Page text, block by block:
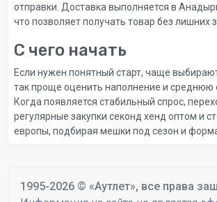
отправки. Доставка выполняется в
что позволяет получать товар без лишних
С чего начать
Если нужен понятный старт, чаще
так проще оценить наполнение и среднюю
Когда появляется стабильный спрос,
регулярные закупки секонд хенд оптом и
европы, подбирая мешки под сезон и
1995-2026 © «Аутлет», все права